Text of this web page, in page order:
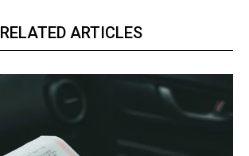
RELATED ARTICLES